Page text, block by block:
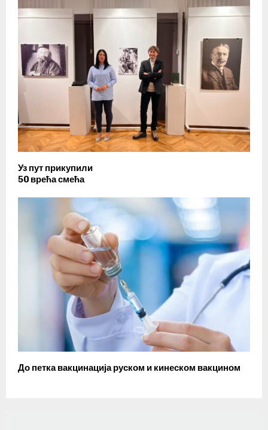
Уз пут прикупили
50 врећа смећа
До петка вакцинација руском и кинеском вакцином